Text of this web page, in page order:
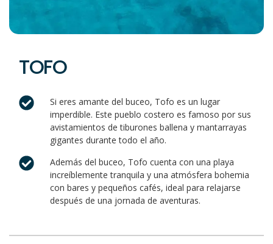
TOFO
Si eres amante del buceo, Tofo es un lugar
imperdible. Este pueblo costero es famoso por sus
avistamientos de tiburones ballena y mantarrayas
gigantes durante todo el año.
Además del buceo, Tofo cuenta con una playa
increíblemente tranquila y una atmósfera bohemia
con bares y pequeños cafés, ideal para relajarse
después de una jornada de aventuras.